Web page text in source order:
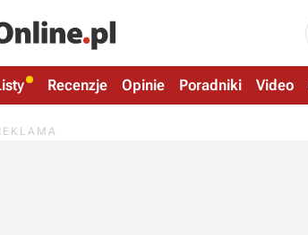
Recenzje Opinie Poradniki Video